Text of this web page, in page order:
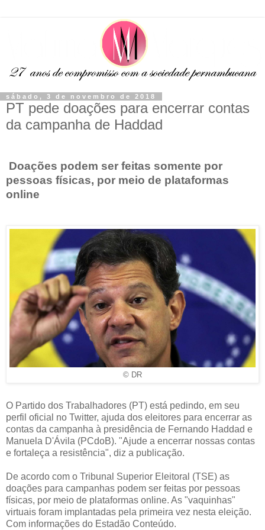
sábado, 3 de novembro de 2018
PT pede doações para encerrar contas
da campanha de Haddad
Doações podem ser feitas somente por
pessoas físicas, por meio de plataformas
online
© DR
O Partido dos Trabalhadores (PT) está pedindo, em seu
perfil oficial no Twitter, ajuda dos eleitores para encerrar as
contas da campanha à presidência de Fernando Haddad e
Manuela D'Ávila (PCdoB). "Ajude a encerrar nossas contas
e fortaleça a resistência", diz a publicação.
De acordo com o Tribunal Superior Eleitoral (TSE) as
doações para campanhas podem ser feitas por pessoas
físicas, por meio de plataformas online. As "vaquinhas"
virtuais foram implantadas pela primeira vez nesta eleição.
Com informações do Estadão Conteúdo.